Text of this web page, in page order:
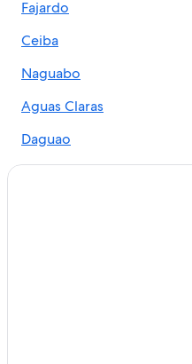
Hoteles en la playa en Ceiba
Hoteles baratos en Ceiba
Hoteles con
Hoteles con alberca en
Villas en Ceiba
Fajardo
Ceiba
Naguabo
Aguas Claras
Daguao